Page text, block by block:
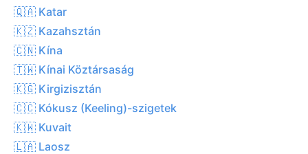
🇶🇦 Katar
🇰🇿 Kazahsztán
🇨🇳 Kína
🇹🇼 Kínai Köztársaság
🇰🇬 Kirgizisztán
🇨🇨 Kókusz (Keeling)-szigetek
🇰🇼 Kuvait
🇱🇦 Laosz